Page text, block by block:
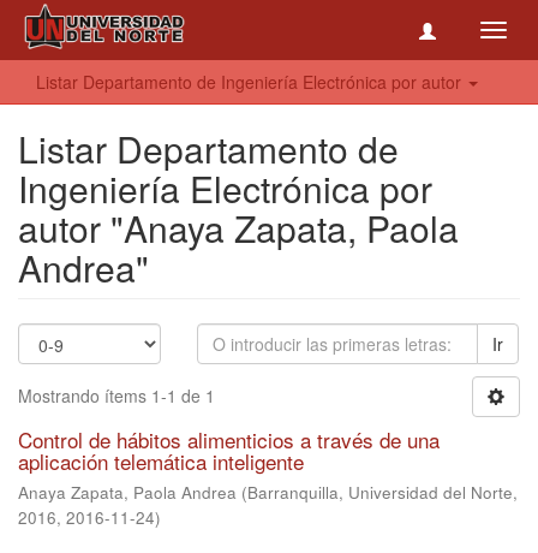
Listar Departamento de Ingeniería Electrónica por autor
Listar Departamento de
Ingeniería Electrónica por
autor "Anaya Zapata, Paola
Andrea"
Ir
Mostrando ítems 1-1 de 1
Control de hábitos alimenticios a través de una
aplicación telemática inteligente
Anaya Zapata, Paola Andrea (Barranquilla, Universidad del Norte,
2016, 2016-11-24)